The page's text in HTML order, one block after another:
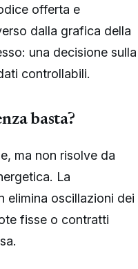
offerta e
dalla grafica della
una decisione sulla
controllabili.
basta?
ma non risolve da
La
elimina oscillazioni dei
fisse o contratti